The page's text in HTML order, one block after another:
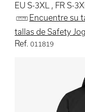
EU S-3XL , FR S-
Encuentre su
tallas de Safety
Ref. 011819